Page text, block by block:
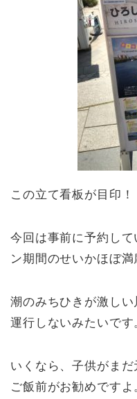
この立て看板が目印！
今回は事前に予約し
ン期間のせいかほぼ満
潮のみちひきが激し
運行しないみたいです
いくなら、子供がま
ご飯前がお勧めですよ